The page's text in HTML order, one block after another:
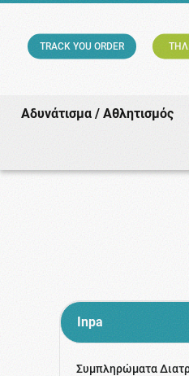
TRACK YOU ORDER
Αδυνάτισμα / Αθλητισμός
Inpa
Συμπληρώματα